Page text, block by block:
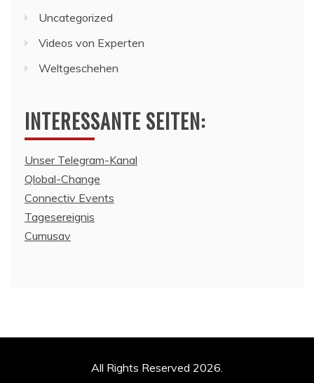
Uncategorized
Videos von Experten
Weltgeschehen
INTERESSANTE SEITEN:
Unser Telegram-Kanal
Qlobal-Change
Connectiv Events
Tagesereignis
Cumusav
All Rights Reserved 2026.